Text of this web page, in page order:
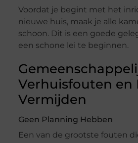
Voordat je begint met het
nieuwe huis, maak je alle
schoon. Dit is een goede
een schone lei te beginnen.
Verhuisfouten en
Vermijden
Geen Planning Hebben
Een van de grootste fouten